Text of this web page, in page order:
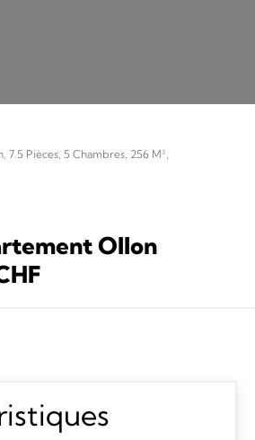
Pièces, 5 Chambres, 256 M²,
Ollon